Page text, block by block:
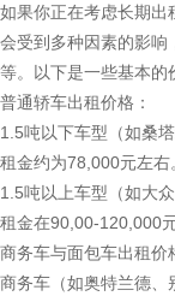
如果你正在考虑长期出
会受到多种因素的影响
等。以下是一些基本的
普通轿车出租价格：
1.5吨以下车型（如桑
租金约为78,000元左右
1.5吨以上车型（如大
租金在90,00-120,000元
商务车与面包车出租价
商务车（如奥特兰德